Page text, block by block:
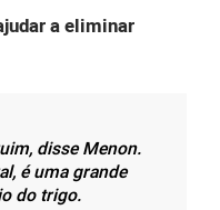
a eliminar
disse Menon.
é uma grande
do trigo.